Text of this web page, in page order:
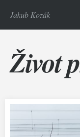
Jakub Kozák
Život